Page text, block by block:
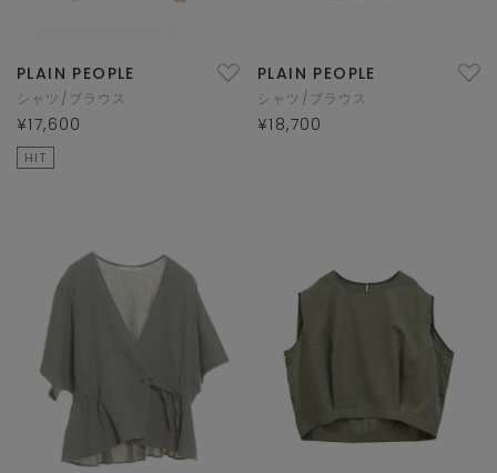
PLAIN PEOPLE
シャツ/ブラウス
¥17,600
HIT
PLAIN PEOPLE
シャツ/ブラウス
¥18,700